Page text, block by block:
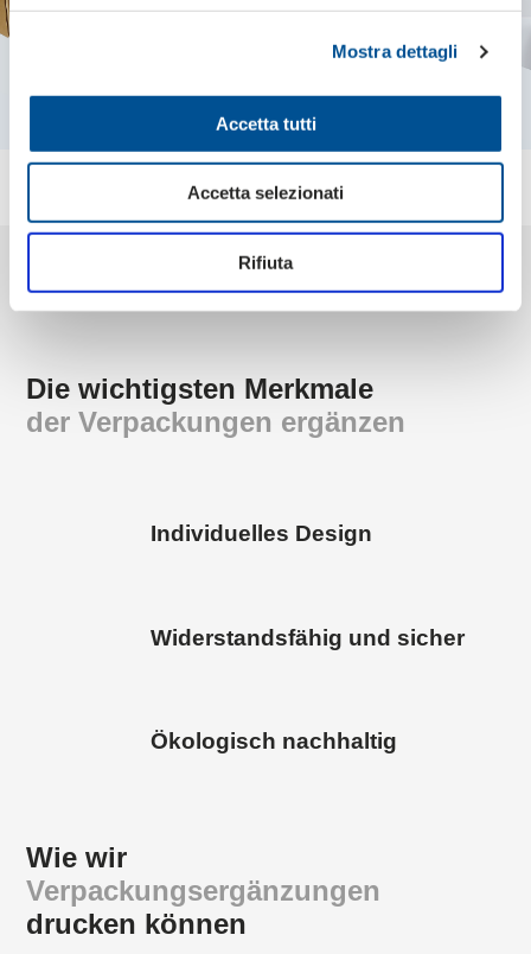
Mostra dettagli
Accetta tutti
Accetta selezionati
Rifiuta
Die wichtigsten Merkmale
der Verpackungen ergänzen
Individuelles Design
Widerstandsfähig und sicher
Ökologisch nachhaltig
Wie wir
Verpackungsergänzungen
drucken können